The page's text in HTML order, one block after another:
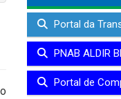
Portal da
PNAB ALDIR
Portal de